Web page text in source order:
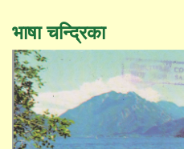
भाषा चन्द्रिका